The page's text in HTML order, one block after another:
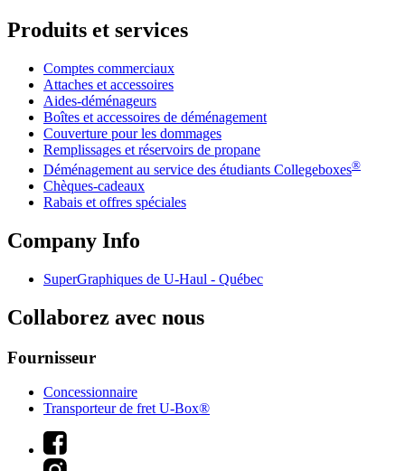
Produits et services
Comptes commerciaux
Attaches et accessoires
Aides-déménageurs
Boîtes et accessoires de déménagement
Couverture pour les dommages
Remplissages et réservoirs de propane
Déménagement au service des étudiants Collegeboxes®
Chèques-cadeaux
Rabais et offres spéciales
Company Info
SuperGraphiques de U-Haul - Québec
Collaborez avec nous
Fournisseur
Concessionnaire
Transporteur de fret U-Box®